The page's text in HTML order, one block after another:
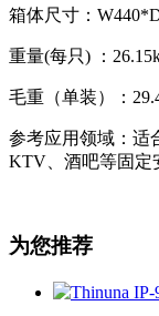
箱体尺寸：
重量(每只) ：
毛重（单装）：
参考应用领域：适
KTV、酒吧等固定
为您推荐